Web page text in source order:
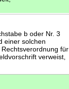
b oder Nr. 3
einer solchen
für
verweist,